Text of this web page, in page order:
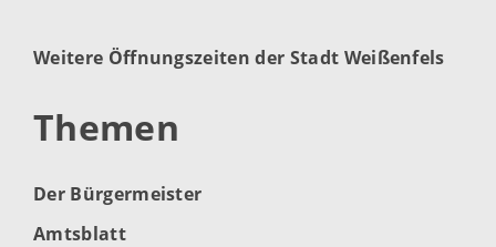
Weitere Öffnungszeiten der Stadt Weißenfels
Themen
Der Bürgermeister
Amtsblatt